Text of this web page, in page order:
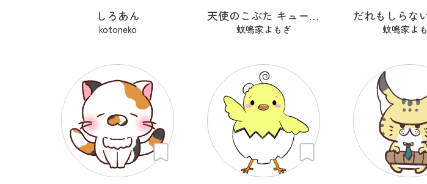
しろあん
kotoneko
天使のこぶた キューピッグ
蚊鳴家よもぎ 蚊鳴家よ